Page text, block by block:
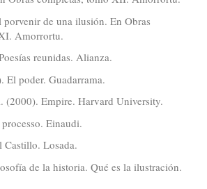
de una ilusión. En Obras
Amorrortu.
reunidas. Alianza.
El poder. Guadarrama.
(2000). Empire. Harvard University.
Einaudi.
Losada.
de la historia. Qué es la ilustración.